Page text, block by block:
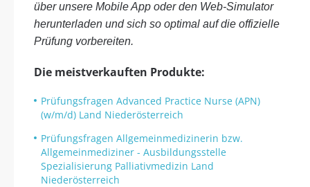
über unsere Mobile App oder den Web-Simulator
herunterladen und sich so optimal auf die offizielle
Prüfung vorbereiten.
Die meistverkauften Produkte:
Prüfungsfragen Advanced Practice Nurse (APN)
(w/m/d) Land Niederösterreich
Prüfungsfragen Allgemeinmedizinerin bzw.
Allgemeinmediziner - Ausbildungsstelle
Spezialisierung Palliativmedizin Land
Niederösterreich